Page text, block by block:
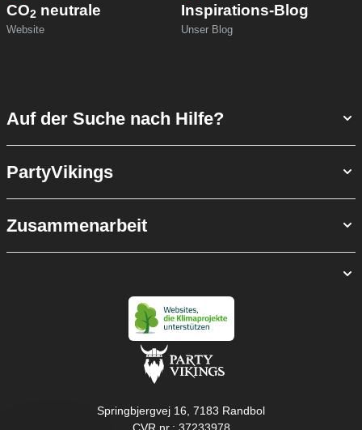
CO2 neutrale
Website
Inspirations-Blog
Unser Blog
Auf der Suche nach Hilfe?
PartyVikings
Zusammenarbeit
Springbjergvej 16, 7183 Randbol
CVR nr.: 37233978